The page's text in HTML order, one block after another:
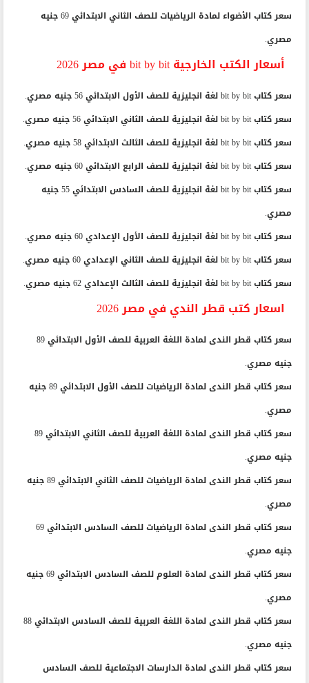
سعر كتاب الأضواء لمادة الرياضيات للصف الثاني الابتدائي 69 جنيه
مصري.
أسعار الكتب الخارجية bit by bit في مصر 2026
سعر كتاب bit by bit لغة انجليزية للصف الأول الابتدائي 56 جنيه مصري.
سعر كتاب bit by bit لغة انجليزية للصف الثاني الابتدائي 56 جنيه مصري.
سعر كتاب bit by bit لغة انجليزية للصف الثالث الابتدائي 58 جنيه مصري.
سعر كتاب bit by bit لغة انجليزية للصف الرابع الابتدائي 60 جنيه مصري.
سعر كتاب bit by bit لغة انجليزية للصف السادس الابتدائي 55 جنيه
مصري.
سعر كتاب bit by bit لغة انجليزية للصف الأول الإعدادي 60 جنيه مصري.
سعر كتاب bit by bit لغة انجليزية للصف الثاني الإعدادي 60 جنيه مصري.
سعر كتاب bit by bit لغة انجليزية للصف الثالث الإعدادي 62 جنيه مصري.
اسعار كتب قطر الندي في مصر 2026
سعر كتاب قطر الندى لمادة اللغة العربية للصف الأول الابتدائي 89
جنيه مصري.
سعر كتاب قطر الندى لمادة الرياضيات للصف الأول الابتدائي 89 جنيه
مصري.
سعر كتاب قطر الندى لمادة اللغة العربية للصف الثاني الابتدائي 89
جنيه مصري.
سعر كتاب قطر الندى لمادة الرياضيات للصف الثاني الابتدائي 89 جنيه
مصري.
سعر كتاب قطر الندى لمادة الرياضيات للصف السادس الابتدائي 69
جنيه مصري.
سعر كتاب قطر الندى لمادة العلوم للصف السادس الابتدائي 69 جنيه
مصري.
سعر كتاب قطر الندى لمادة اللغة العربية للصف السادس الابتدائي 88
جنيه مصري.
سعر كتاب قطر الندى لمادة الدارسات الاجتماعية للصف السادس